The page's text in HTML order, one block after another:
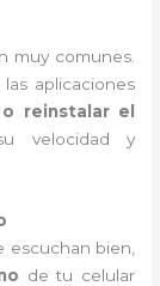
muy comunes.
aplicaciones
reinstalar el
velocidad y
escuchan bien,
de tu celular